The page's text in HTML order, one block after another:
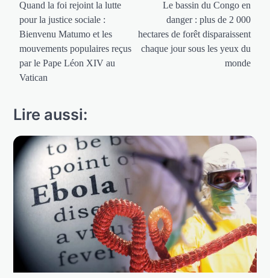
de
l’article
Quand la foi rejoint la lutte
pour la justice sociale :
Bienvenu Matumo et les
mouvements populaires reçus
par le Pape Léon XIV au
Vatican
Le bassin du Congo en
danger : plus de 2 000
hectares de forêt disparaissent
chaque jour sous les yeux du
monde
Lire aussi: